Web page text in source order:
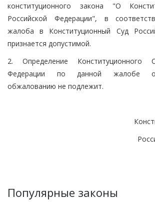
конституционного закона "О
Российской Федерации", в
жалоба в Конституционный Суд
признается допустимой.
2. Определение Конституционного
Федерации по данной жалобе
обжалованию не подлежит.
Популярные законы